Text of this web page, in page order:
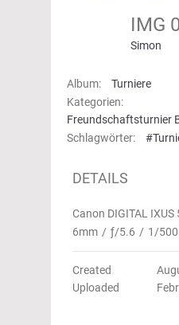
IMG
Simon
Album:
Turniere
Kategorien:
Freundschaftsturnier
Schlagwörter:
DETAILS
Canon DIGITAL IXUS
6mm / ƒ/5.6 / 1/
Created
Uploaded